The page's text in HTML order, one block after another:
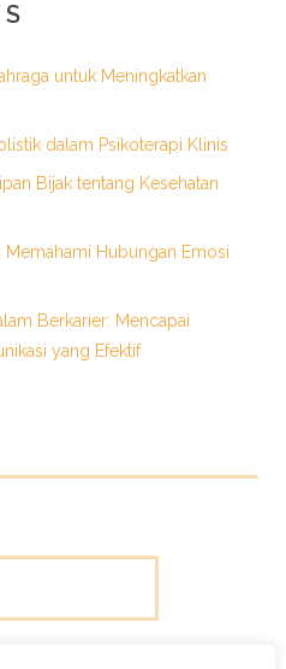
untuk Meningkatkan
dalam Psikoterapi Klinis
Bijak tentang Kesehatan
Memahami Hubungan Emosi
Berkarier: Mencapai
yang Efektif